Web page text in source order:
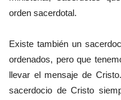
orden sacerdotal.
Existe también un
ordenados, pero que
llevar el mensaje de
sacerdocio de Cristo